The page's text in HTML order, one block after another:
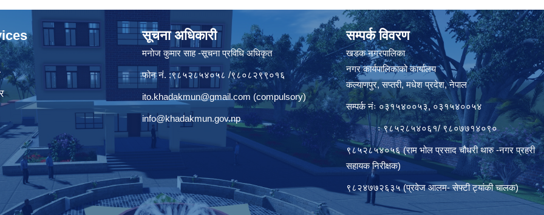
सूचना अधिकारी
मनाेज कुमार साह -सूचना प्रविधि अधिकृत
फोन नं. :९८५२८५४०५८ /९८०८२९९०१६
ito.khadakmun@gmail.com (compulsory)
info@khadakmun.gov.np
सम्पर्क विवरण
खडक नगरपालिका
नगर कार्यपालिकाको कार्यालय
कल्याणपुर, सप्तरी, मधेश प्रदेश, नेपाल
सम्पर्क नंः ०३१५४००५३, ०३१५४००५४
ः ९८५२८५४०६१/ ९८०७७१४०९०
९८५२८५४०५६ (राम भोल प्रसाद चौधरी थारु -नगर प्रहरी
सहायक निरीक्षक)
९८२४७७२६३५ (प्रवेज आलम- सेफ्टी ट्यांकी चालक)